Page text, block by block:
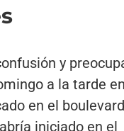
y
a la tarde
en el
iniciado en el